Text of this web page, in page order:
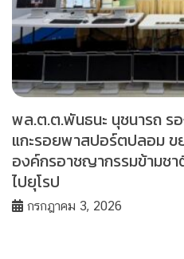
พล.ต.ต.พันธนะ นุชนารถ ร
แกะรอยพาสปอร์ตปลอม ข
องค์กรอาชญากรรมข้ามชา
ไปยุโรป
กรกฎาคม 3, 2026